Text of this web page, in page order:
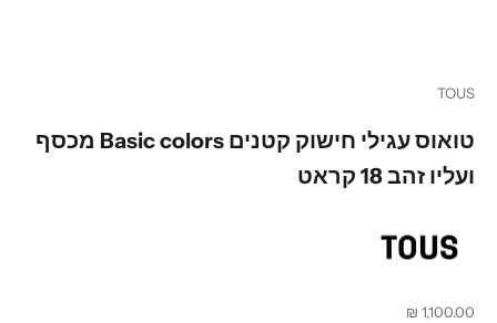
TOUS
טואוס עגילי חישוק קטנים Basic colors מכסף
ועליו זהב 18 קראט
מחיר מבצע
1,100.00 ₪